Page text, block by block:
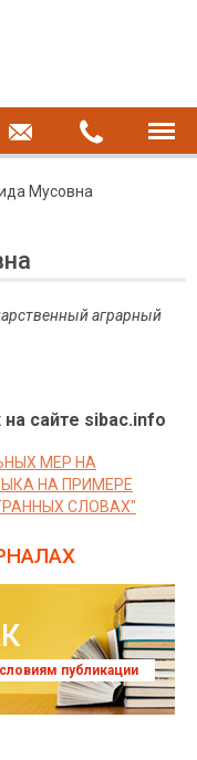
Мусовна
аграрный
сайте sibac.info
МЕР НА
НА ПРИМЕРЕ
СЛОВАХ"
публикации